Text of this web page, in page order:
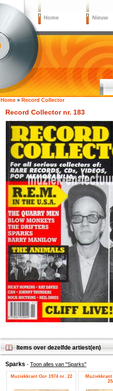
Home Nieuw
Home » Record Collector
Record Collector nr. 183
Items over dezelfde artiest(en)
Sparks - Toon alles van "Sparks"
Muziekkrant Oor 1974 nr. 22